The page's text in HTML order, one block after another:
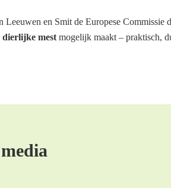
en Smit de Europese
dierlijke mest mogelijk maakt – praktisch,